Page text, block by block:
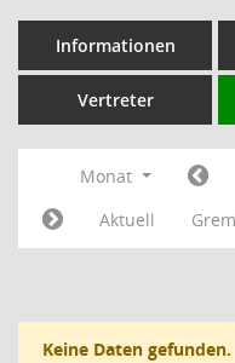
Informationen
Vertreter
Monat
Aktuell
Keine Daten gefunden.